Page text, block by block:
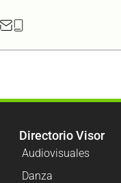
Directorio Visor
Audiovisuales
Danza